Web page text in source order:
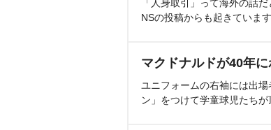
「人身取引」って海外の話
NSの投稿からも起きていま
マクドナルドが40年
ユニフォームの右袖には出
ン」をつけて学童球児たち